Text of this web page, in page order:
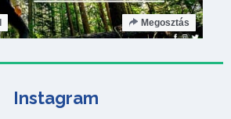
Megosztás
Instagram